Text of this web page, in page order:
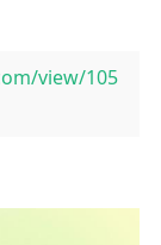
view/105